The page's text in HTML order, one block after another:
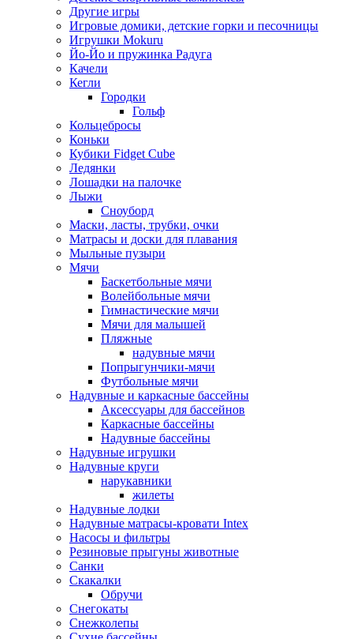
Другие игры
Игровые домики, детские горки и песочницы
Игрушки Mokuru
Йо-Йо и пружинка Радуга
Качели
Кегли
Городки
Гольф
Кольцебросы
Коньки
Кубики Fidget Cube
Ледянки
Лошадки на палочке
Лыжи
Сноуборд
Маски, ласты, трубки, очки
Матрасы и доски для плавания
Мыльные пузыри
Мячи
Баскетбольные мячи
Волейбольные мячи
Гимнастические мячи
Мячи для малышей
Пляжные
надувные мячи
Попрыгунчики-мячи
Футбольные мячи
Надувные и каркасные бассейны
Аксессуары для бассейнов
Каркасные бассейны
Надувные бассейны
Надувные игрушки
Надувные круги
нарукавники
жилеты
Надувные лодки
Надувные матрасы-кровати Intex
Насосы и фильтры
Резиновые прыгуны животные
Санки
Скакалки
Обручи
Снегокаты
Снежколепы